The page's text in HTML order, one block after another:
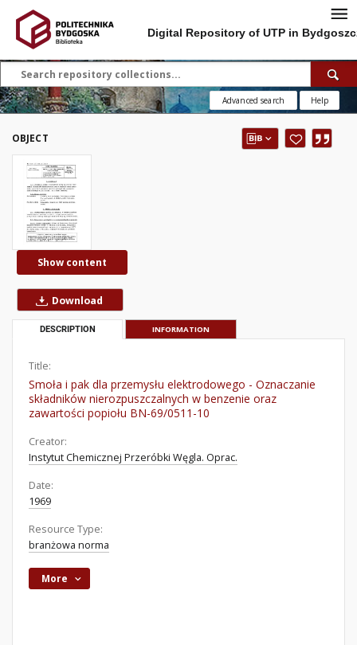
Digital Repository of UTP in
Advanced search Help
OBJECT
Show content
Download
DESCRIPTION INFORMATION
Title:
Smoła i pak dla przemysłu elektrodowego - Oznaczanie
składników nierozpuszczalnych w benzenie oraz
zawartości popiołu BN-69/0511-10
Creator:
Instytut Chemicznej Przeróbki Węgla. Oprac.
Date:
1969
Resource Type:
branżowa norma
More